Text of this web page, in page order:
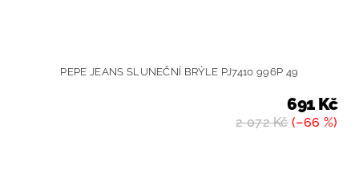
PEPE JEANS SLUNEČNÍ BRÝLE PJ7410 996P 49
2 072 Kč(–66 %)
691 Kč